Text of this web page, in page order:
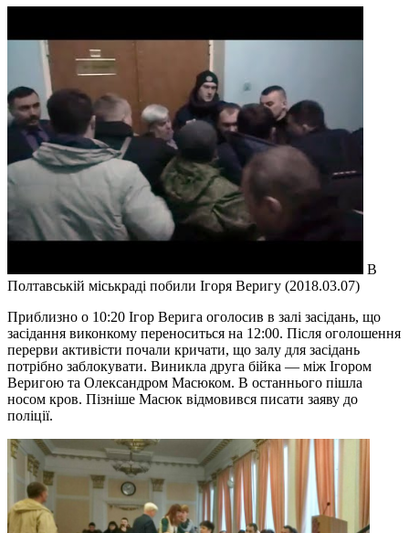
В
Полтавській міськраді побили Ігоря Веригу (2018.03.07)
Приблизно о 10:20 Ігор Верига оголосив в залі засідань, що
засідання виконкому переноситься на 12:00. Після оголошення
перерви активісти почали кричати, що залу для засідань
потрібно заблокувати. Виникла друга бійка — між Ігором
Веригою та Олександром Масюком. В останнього пішла
носом кров. Пізніше Масюк відмовився писати заяву до
поліції.